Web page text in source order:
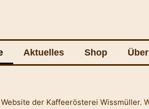
Aktuelles Shop
der Kaffeerösterei Wissmüller.